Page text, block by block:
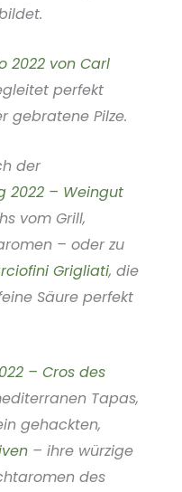
2022 von Carl
perfekt
gebratene Pilze.
der
2022 – Weingut
vom Grill,
– oder zu
Grigliati, die
Säure perfekt
– Cros des
Tapas,
gehackten,
– ihre würzige
des